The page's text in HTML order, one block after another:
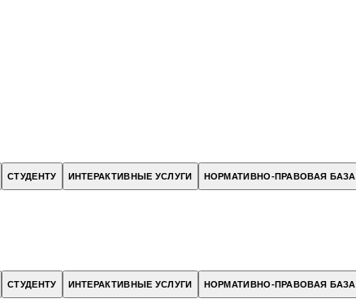
СТУДЕНТУ ИНТЕРАКТИВНЫЕ УСЛУГИ НОРМАТИВНО-ПРАВОВАЯ БАЗА
СТУДЕНТУ ИНТЕРАКТИВНЫЕ УСЛУГИ НОРМАТИВНО-ПРАВОВАЯ БАЗА